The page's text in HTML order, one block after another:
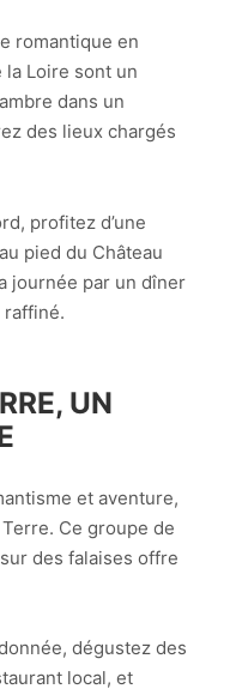
romantique en
la Loire sont un
dans un
des lieux chargés
profitez d’une
pied du Château
journée par un dîner
raffiné.
UN
et aventure,
Ce groupe de
des falaises offre
dégustez des
local, et